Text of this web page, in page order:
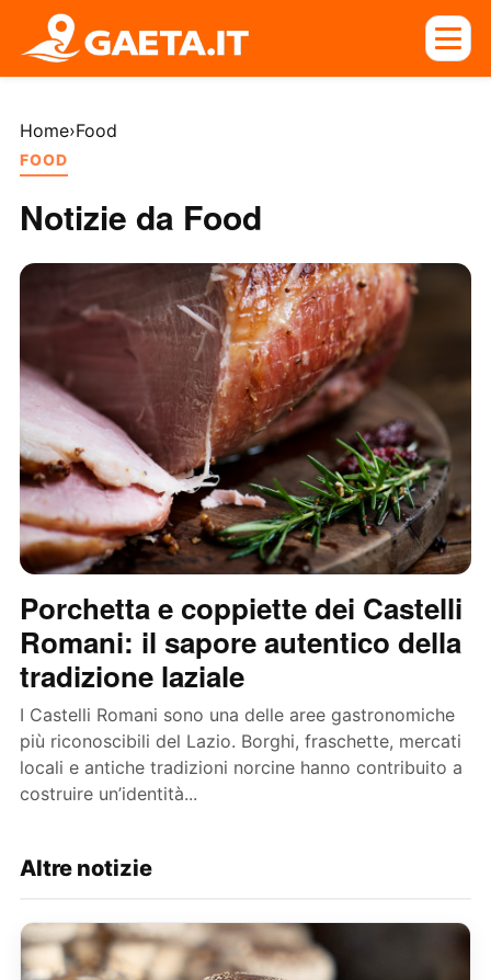
Home›Food
FOOD
Notizie da Food
Porchetta e coppiette dei Castelli
Romani: il sapore autentico della
tradizione laziale
I Castelli Romani sono una delle aree gastronomiche
più riconoscibili del Lazio. Borghi, fraschette, mercati
locali e antiche tradizioni norcine hanno contribuito a
costruire un’identità...
Altre notizie